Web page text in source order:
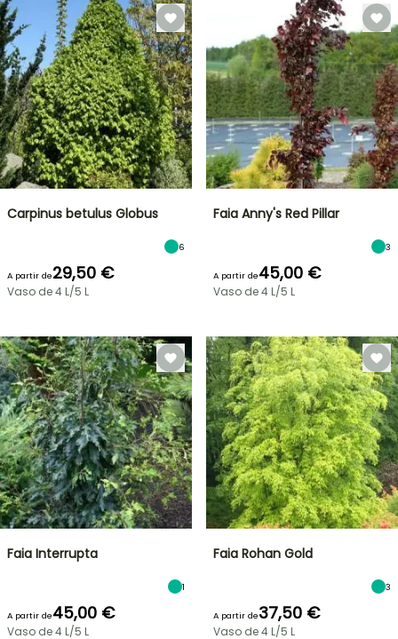
Carpinus betulus Globus
6
A partir de29,50 €
Vaso de 4 L/5 L
Faia Anny's Red Pillar
3
A partir de45,00 €
Vaso de 4 L/5 L
Faia Interrupta
1
A partir de45,00 €
Vaso de 4 L/5 L
Faia Rohan Gold
3
A partir de37,50 €
Vaso de 4 L/5 L